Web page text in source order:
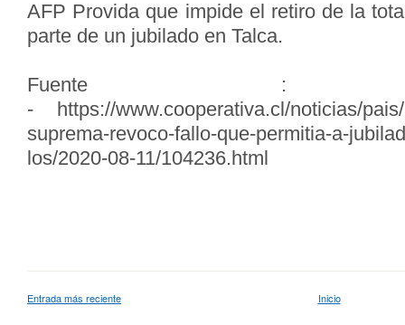
AFP Provida que impide el retiro de la
parte de un jubilado en Talca.
Fuente :
- https://www.cooperativa.cl/noticias/
suprema-revoco-fallo-que-permitia-a-
los/2020-08-11/104236.html
Entrada más reciente Inicio